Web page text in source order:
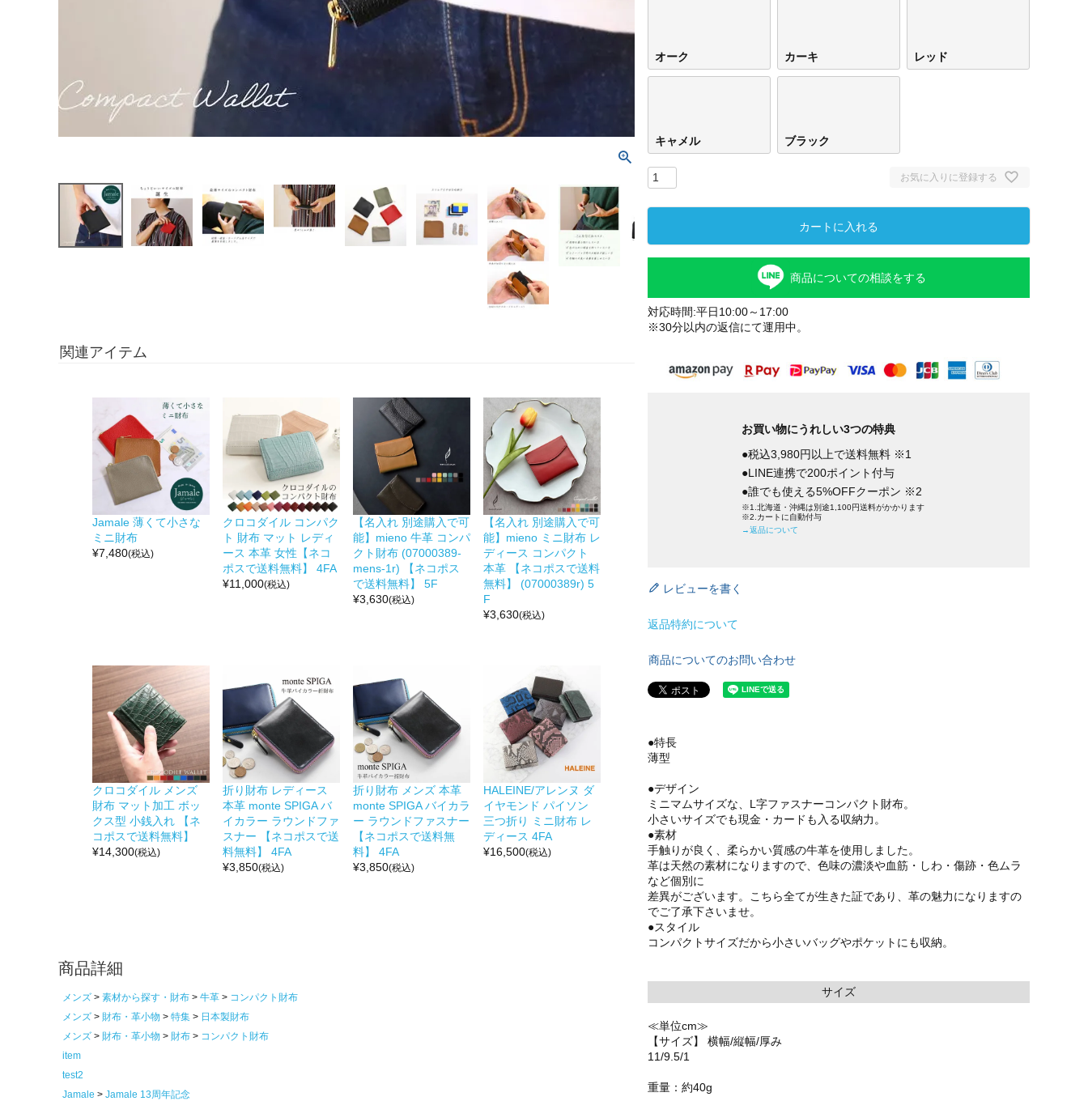
関連アイテム
Jamale 薄くて小さな
ミニ財布
¥7,480(税込)
クロコダイル コンパク
ト 財布 マット レディ
ース 本革 女性【ネコ
ポスで送料無料】 4FA
¥11,000(税込)
【名入れ 別途購入で可
能】mieno 牛革 コンパ
クト財布 (07000389-
mens-1r) 【ネコポス
で送料無料】 5F
¥3,630(税込)
【名入れ 別途購入で可
能】mieno ミニ財布 レ
ディース コンパクト
本革 【ネコポスで送料
無料】 (07000389r) 5
F
¥3,630(税込)
クロコダイル メンズ
財布 マット加工 ボッ
クス型 小銭入れ 【ネ
コポスで送料無料】
¥14,300(税込)
折り財布 レディース
本革 monte SPIGA バ
イカラー ラウンドファ
スナー 【ネコポスで送
料無料】 4FA
¥3,850(税込)
折り財布 メンズ 本革
monte SPIGA バイカラ
ー ラウンドファスナー
【ネコポスで送料無
料】 4FA
¥3,850(税込)
HALEINE/アレンヌ ダ
イヤモンド パイソン
三つ折り ミニ財布 レ
ディース 4FA
¥16,500(税込)
商品詳細
メンズ 素材から探す・財布 牛革
コンパクト財布
メンズ
財布・革小物 特集
日本製財布
メンズ
財布・革小物 財布
コンパクト財布
item
test2
Jamale
Jamale 13周年記念
オーク カーキ レッド
キャメル ブラック
お気に入りに登録する
カートに入れる
商品についての相談をする
対応時間:平日10:00～17:00
※30分以内の返信にて運用中。
お買い物にうれしい3つの特典
●税込3,980円以上で送料無料 ※1
●LINE連携で200ポイント付与
●誰でも使える5%OFFクーポン ※2
※1.北海道・沖縄は別途1,100円送料がかかります
※2.カートに自動付与
→返品について
レビューを書く
返品特約について
商品についてのお問い合わせ
●特長
薄型
●デザイン
ミニマムサイズな、L字ファスナーコンパクト財布。
小さいサイズでも現金・カードも入る収納力。
●素材
手触りが良く、柔らかい質感の牛革を使用しました。
革は天然の素材になりますので、色味の濃淡や血筋・しわ・傷跡・色ムラ
など個別に
差異がございます。こちら全てが生きた証であり、革の魅力になりますの
でご了承下さいませ。
●スタイル
コンパクトサイズだから小さいバッグやポケットにも収納。
サイズ
≪単位cm≫
【サイズ】 横幅/縦幅/厚み
11/9.5/1
重量：約40g